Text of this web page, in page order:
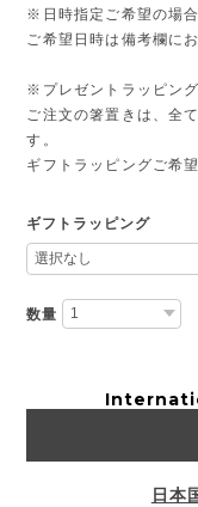
※日時指定ご希望の場
ご希望日時は備考欄に
※プレゼントラッピン
ご注文の箸置きは、全
す。
ギフトラッピングご希
ギフトラッピング
数量
日本